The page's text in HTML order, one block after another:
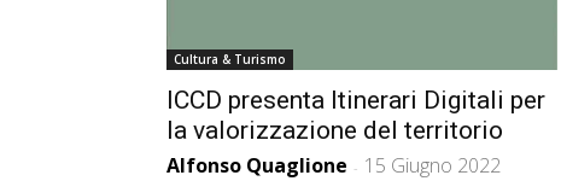
Cultura & Turismo
ICCD presenta Itinerari Digitali per
la valorizzazione del territorio
Alfonso Quaglione - 15 Giugno 2022